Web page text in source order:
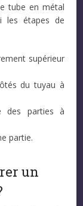
tube en métal
les étapes de
supérieur
du tuyau à
des parties à
partie.
un